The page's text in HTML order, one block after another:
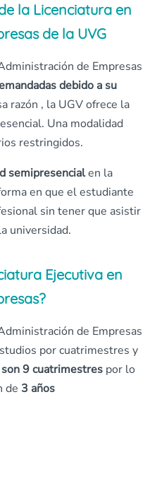
la Licenciatura en
de la UVG
de Empresas
debido a su
razón , la UGV ofrece la
Una modalidad
restringidos.
semipresencialen la
en que el estudiante
sin tener que asistir
universidad.
Ejecutiva en
de Empresas
por cuatrimestres y
9 cuatrimestres por lo
de 3 años